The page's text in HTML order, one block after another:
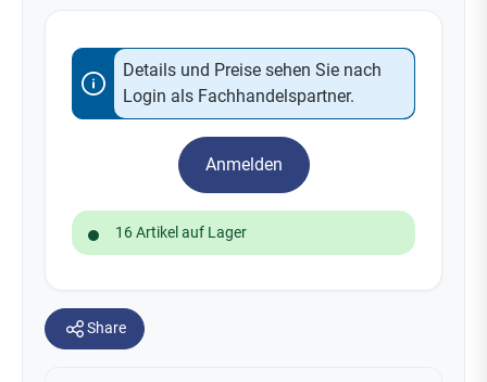
Details und Preise sehen Sie nach
Login als Fachhandelspartner.
Anmelden
16 Artikel auf Lager
Share